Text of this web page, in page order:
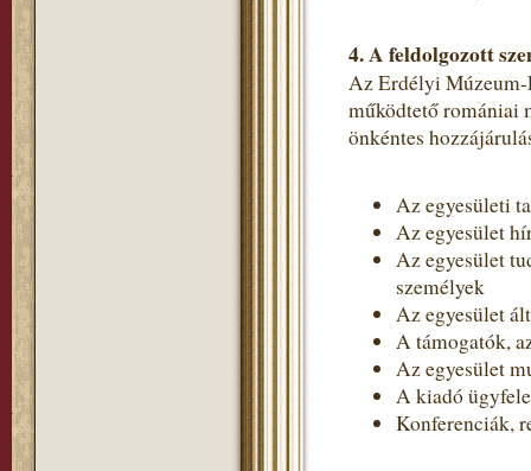
4.A feldolgozott
Az Erdélyi Múzeum-
működtető romániai
önkéntes
Az egyesületi
Az egyesület
Az egyesület
személyek
Az egyesület
A támogatók,
Az egyesület
A kiadó
Konferenciák,